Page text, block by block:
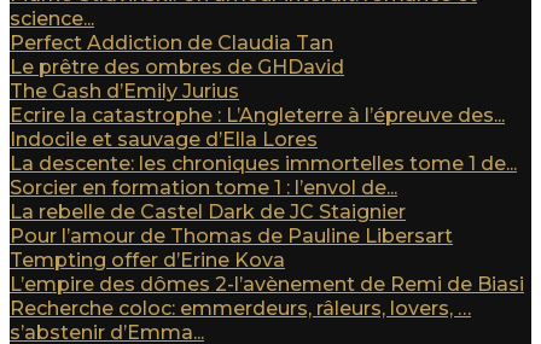
science...
Perfect Addiction de Claudia Tan
Le prêtre des ombres de GHDavid
The Gash d’Emily Jurius
Ecrire la catastrophe : L’Angleterre à l’épreuve des...
Indocile et sauvage d’Ella Lores
La descente: les chroniques immortelles tome 1 de...
Sorcier en formation tome 1 : l’envol de...
La rebelle de Castel Dark de JC Staignier
Pour l’amour de Thomas de Pauline Libersart
Tempting offer d’Erine Kova
L’empire des dômes 2-l’avènement de Remi de Biasi
Recherche coloc: emmerdeurs, râleurs, lovers, …
s’abstenir d’Emma...